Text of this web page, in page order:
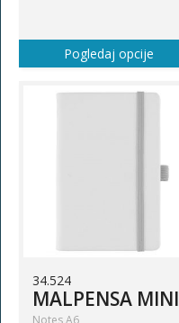
Pogledaj opcije
34.524
MALPENSA MINI
Notes A6